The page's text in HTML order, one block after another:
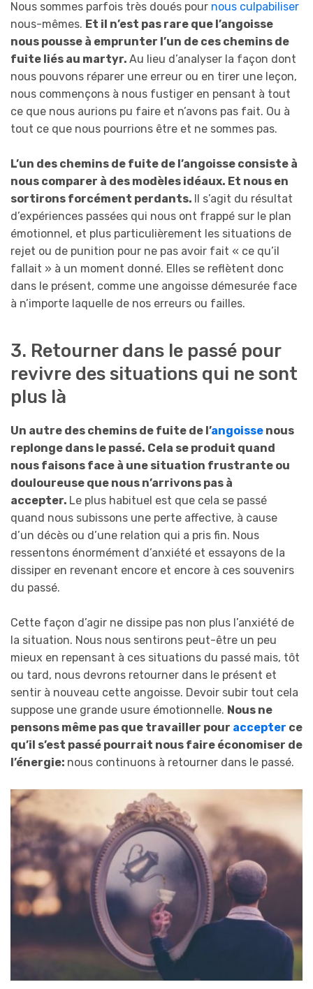
Nous sommes parfois très doués pour nous culpabiliser
nous-mêmes. Et il n’est pas rare que l’angoisse
nous pousse à emprunter l’un de ces chemins de
fuite liés au martyr. Au lieu d’analyser la façon dont
nous pouvons réparer une erreur ou en tirer une leçon,
nous commençons à nous fustiger en pensant à tout
ce que nous aurions pu faire et n’avons pas fait. Ou à
tout ce que nous pourrions être et ne sommes pas.
L’un des chemins de fuite de l’angoisse consiste à
nous comparer à des modèles idéaux. Et nous en
sortirons forcément perdants.
Il s’agit du résultat
d’expériences passées qui nous ont frappé sur le plan
émotionnel, et plus particulièrement les situations de
rejet ou de punition pour ne pas avoir fait « ce qu’il
fallait » à un moment donné. Elles se reflètent donc
dans le présent, comme une angoisse démesurée face
à n’importe laquelle de nos erreurs ou failles.
3. Retourner dans le passé pour
revivre des situations qui ne sont
plus là
Un autre des chemins de fuite de l’angoisse nous
replonge dans le passé. Cela se produit quand
nous faisons face à une situation frustrante ou
douloureuse que nous n’arrivons pas à
accepter. Le plus habituel est que cela se passé
quand nous subissons une perte affective, à cause
d’un décès ou d’une relation qui a pris fin. Nous
ressentons énormément d’anxiété et essayons de la
dissiper en revenant encore et encore à ces souvenirs
du passé.
Cette façon d’agir ne dissipe pas non plus l’anxiété de
la situation. Nous nous sentirons peut-être un peu
mieux en repensant à ces situations du passé mais, tôt
ou tard, nous devrons retourner dans le présent et
sentir à nouveau cette angoisse. Devoir subir tout cela
suppose une grande usure émotionnelle. Nous ne
pensons même pas que travailler pour accepter ce
qu’il s’est passé pourrait nous faire économiser de
l’énergie: nous continuons à retourner dans le passé.